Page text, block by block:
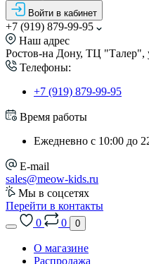
Войти в кабинет
+7 (919) 879-99-95
Наш адрес
Ростов-на Дону, ТЦ "Талер",
Телефоны:
+7 (919) 879-99-95
Время работы
Ежедневно с 10:00 до
E-mail
sales@meow-kids.ru
Мы в соцсетях
Перейти в контакты
0
0 0
О магазине
Распродажа